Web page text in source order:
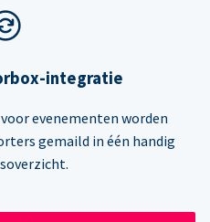
integratie
evenementen worden
gemaild in één handig